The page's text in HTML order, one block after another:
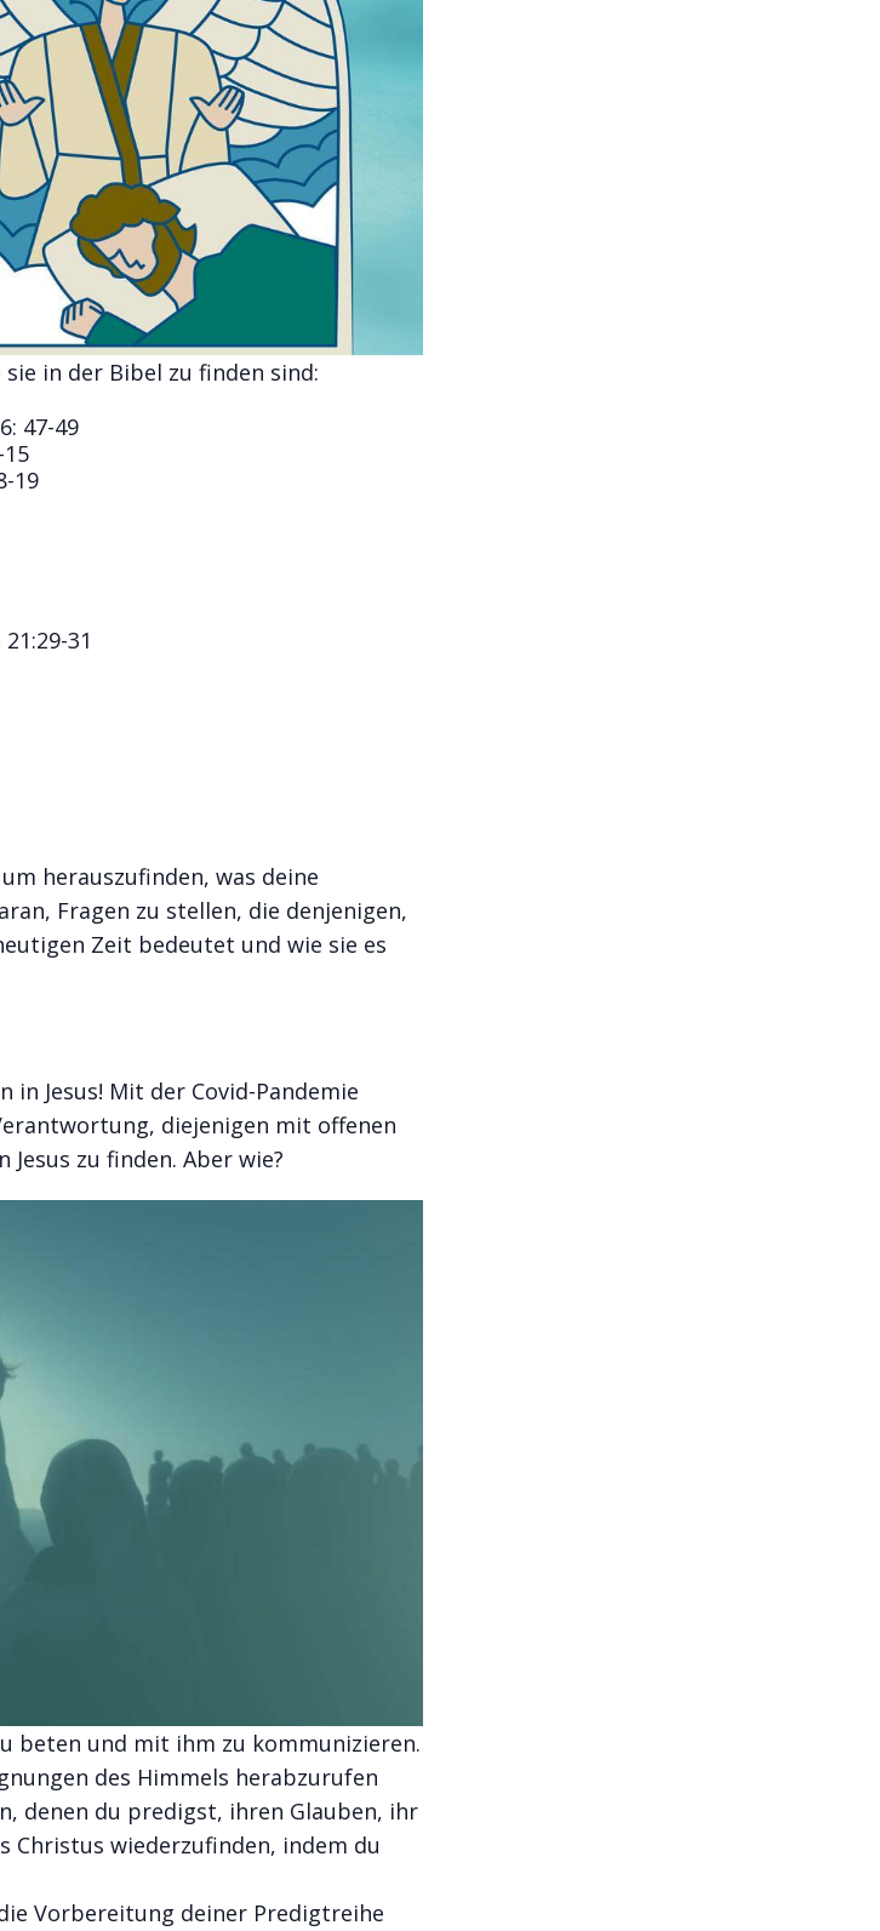
in der Bibel zu finden sind:
47-49
19
31
herauszufinden, was deine
Fragen zu stellen, die denjenigen,
Zeit bedeutet und wie sie es
Jesus! Mit der Covid-Pandemie
diejenigen mit offenen
zu finden. Aber wie?
beten und mit ihm zu kommunizieren.
des Himmels herabzurufen
denen du predigst, ihren Glauben, ihr
Christus wiederzufinden, indem du
Vorbereitung deiner Predigtreihe